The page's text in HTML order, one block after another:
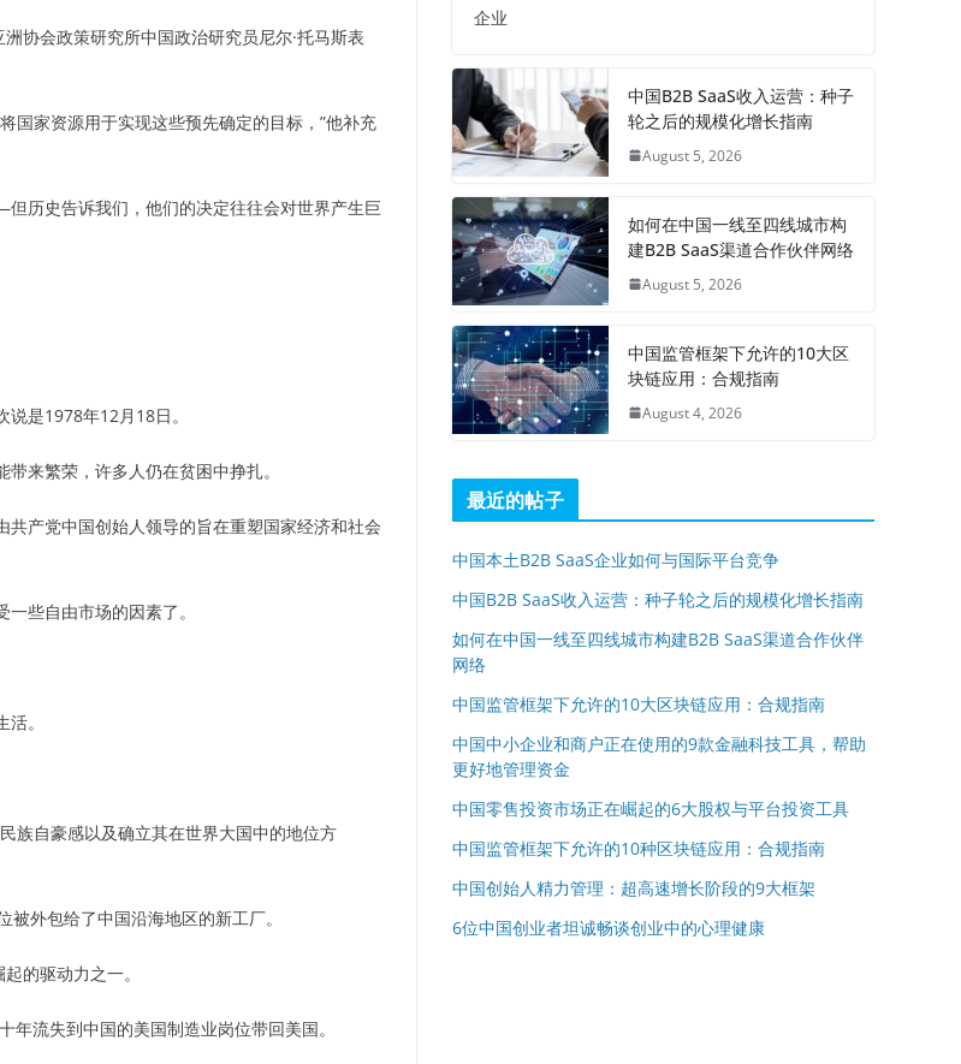
协会政策研究所中国政治研究员尼尔·托马斯表
国家资源用于实现这些预先确定的目标，”他补充
历史告诉我们，他们的决定往往会对世界产生巨
是1978年12月18日。
来繁荣，许多人仍在贫困中挣扎。
产党中国创始人领导的旨在重塑国家经济和社会
些自由市场的因素了。
。
族自豪感以及确立其在世界大国中的地位方
外包给了中国沿海地区的新工厂。
的驱动力之一。
流失到中国的美国制造业岗位带回美国。
企业
中国B2B SaaS收入运营：种子
轮之后的规模化增长指南
August 5, 2026
如何在中国一线至四线城市构
建B2B SaaS渠道合作伙伴网络
August 5, 2026
中国监管框架下允许的10大区
块链应用：合规指南
August 4, 2026
最近的帖子
中国本土B2B SaaS企业如何与国际平台竞争
中国B2B SaaS收入运营：种子轮之后的规模化增长指南
如何在中国一线至四线城市构建B2B SaaS渠道合作伙伴
网络
中国监管框架下允许的10大区块链应用：合规指南
中国中小企业和商户正在使用的9款金融科技工具，帮助
更好地管理资金
中国零售投资市场正在崛起的6大股权与平台投资工具
中国监管框架下允许的10种区块链应用：合规指南
中国创始人精力管理：超高速增长阶段的9大框架
6位中国创业者坦诚畅谈创业中的心理健康